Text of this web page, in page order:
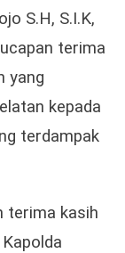
S.H, S.I.K,
terima
yang
kepada
terdampak
terima kasih